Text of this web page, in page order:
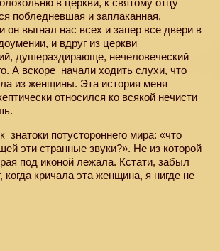
в церкви, к святому отцу
побледневшая и заплаканная,
он выгнал нас всех и запер все двери в
и вдруг из церкви
душераздирающе, нечеловеческий
А вскоре начали ходить слухи, что
из женщины. Эта история меня
относился ко всякой нечисти
знатоки потустороннего мира: «что
эти странные звуки?». Не из которой
под иконой лежала. Кстати, забыл
кричала эта женщина, я нигде не